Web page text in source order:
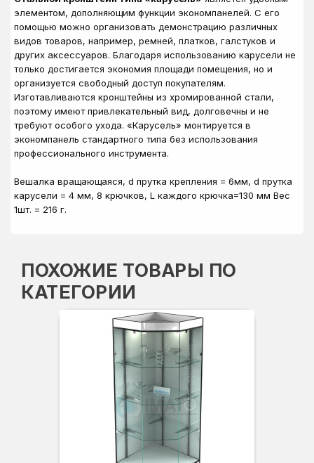
элементом, дополняющим функции экономпанелей. С его
помощью можно организовать демонстрацию различных
видов товаров, например, ремней, платков, галстуков и
других аксессуаров. Благодаря использованию карусели не
только достигается экономия площади помещения, но и
организуется свободный доступ покупателям.
Изготавливаются кронштейны из хромированной стали,
поэтому имеют привлекательный вид, долговечны и не
требуют особого ухода. «Карусель» монтируется в
экономпанель стандартного типа без использования
профессионального инструмента.
Вешалка вращающаяся, d прутка крепления = 6мм, d прутка
карусели = 4 мм, 8 крючков, L каждого крючка=130 мм Вес
1шт. = 216 г.
ПОХОЖИЕ ТОВАРЫ ПО
КАТЕГОРИИ